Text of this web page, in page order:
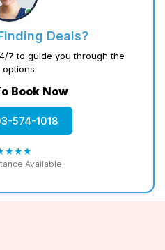
Deals?
7 to guide you through the
options.
Book Now
574-1018
Available